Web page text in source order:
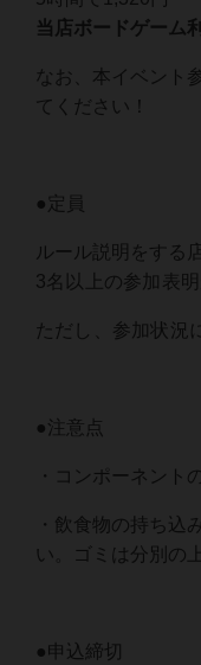
当店ボードゲーム
なお、本イベント
てください！
●定員
ルール説明をする
3名以上の参加表
ただし、参加状況
●注意点
・コンポーネント
・飲食物の持ち込
い。ゴミは分別の
●申込締切